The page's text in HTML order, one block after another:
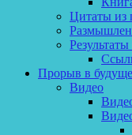
Цитаты из
Прорыв в
Видео